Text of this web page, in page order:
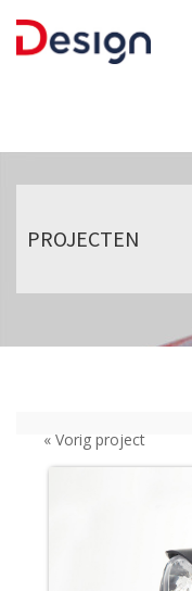
Home
Projecten
Contact
PROJECTEN
« Vorig project